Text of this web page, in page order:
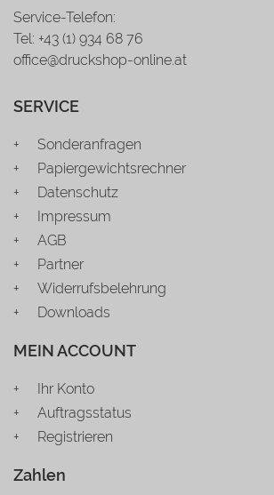
Service-Telefon:
Tel: +43 (1) 934 68 76
office@druckshop-online.at
SERVICE
Sonderanfragen
Papiergewichtsrechner
Datenschutz
Impressum
AGB
Partner
Widerrufsbelehrung
Downloads
MEIN ACCOUNT
Ihr Konto
Auftragsstatus
Registrieren
Zahlen